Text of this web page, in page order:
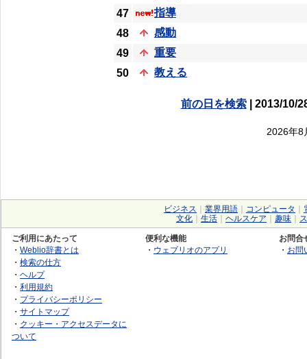
47
指導
48
感動
49
重要
50
教える
前の日を検索| 2013/10/
2026年8
ビジネス 業界用語 コンピュータ
文化
生活 ヘルスケア 趣味
ご利用にあたって
・ Weblio辞書とは
・ 検索の仕方
・ ヘルプ
・ 利用規約
・ プライバシーポリシー
・ サイトマップ
・ クッキー・アクセスデータに
ついて
便利な機能
・ ウェブリオのアプリ
お問合
・ お問